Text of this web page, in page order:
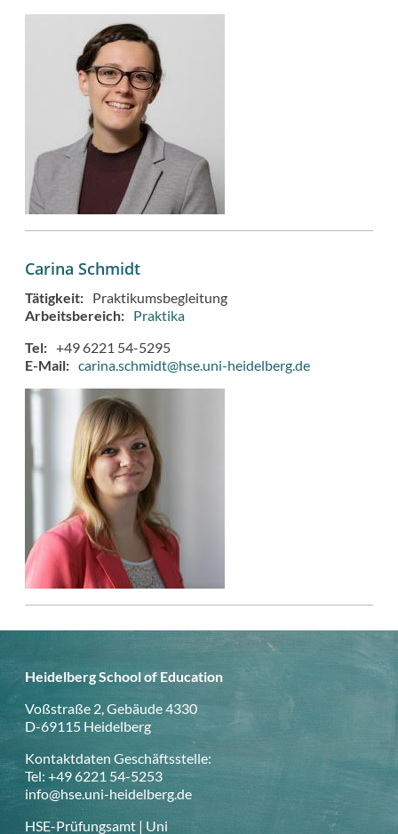
Carina Schmidt
Tätigkeit
Praktikumsbegleitung
Arbeitsbereich
Praktika
Tel
+49 6221 54-5295
E-Mail
carina.schmidt@hse.uni-heidelberg.de
Heidelberg School of Education
Voßstraße 2, Gebäude 4330
D-69115 Heidelberg
Kontaktdaten Geschäftsstelle:
Tel: +49 6221 54-5253
info@hse.uni-heidelberg.de
HSE-Prüfungsamt | Uni